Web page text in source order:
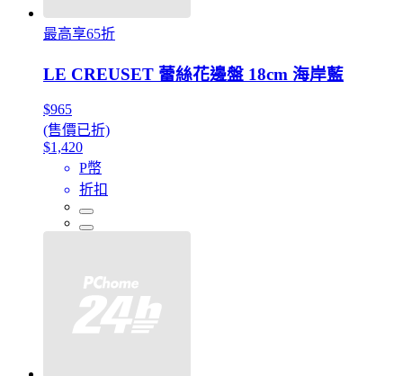
最高享65折
LE CREUSET 蕾絲花邊盤 18cm 海岸藍
$965
(售價已折)
$1,420
P幣
折扣